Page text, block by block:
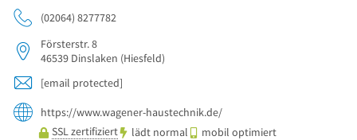
(02064) 8277782
Försterstr. 8
46539 Dinslaken (Hiesfeld)
[email protected]
https://www.wagener-haustechnik.de/
SSL zertifiziert
lädt normal mobil optimiert